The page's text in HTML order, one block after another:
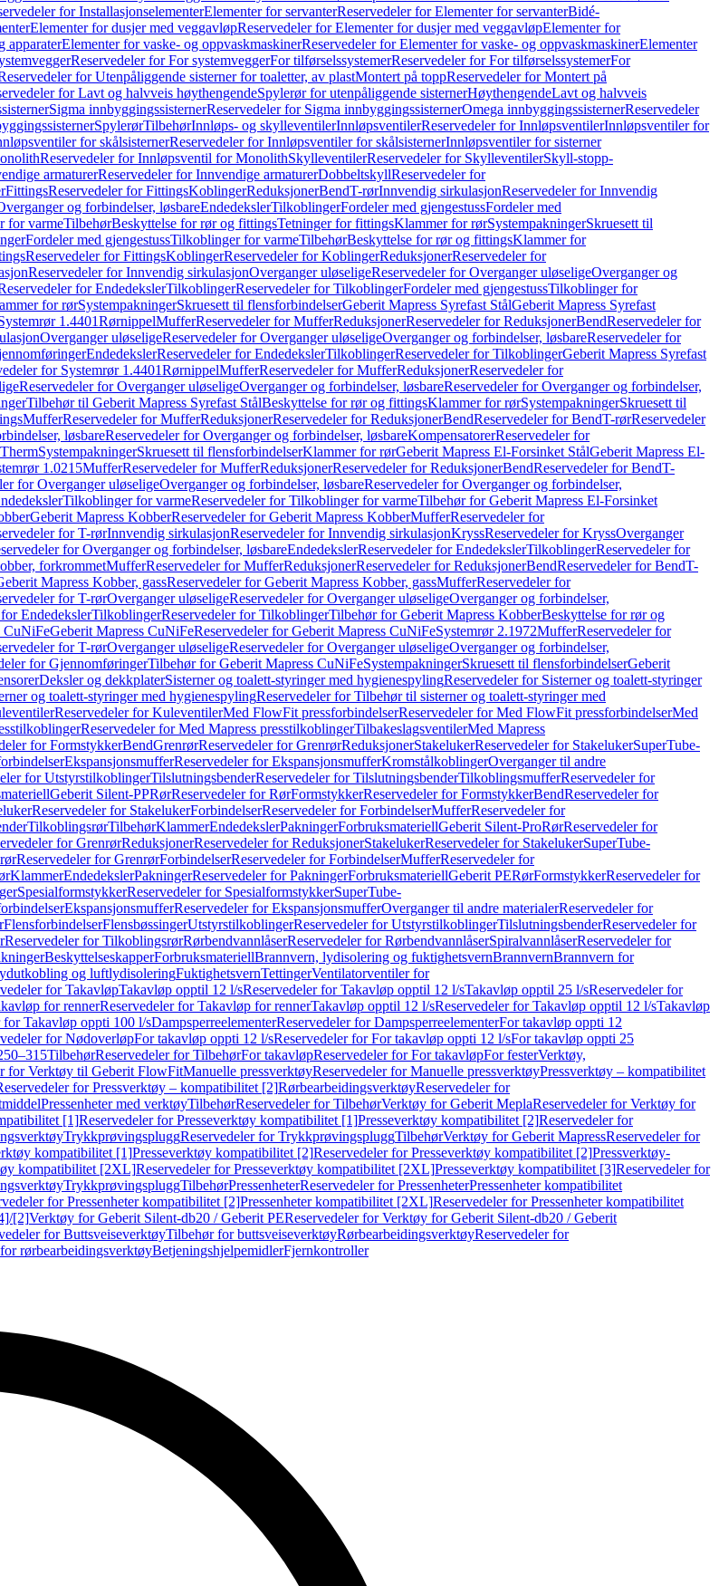
for InstallasjonselementerElementer for servanterReservedeler for Elementer for servanterBidé-
Elementer for dusjer med veggavløpReservedeler for Elementer for dusjer med veggavløpElementer for
apparaterElementer for vaske- og oppvaskmaskinerReservedeler for Elementer for vaske- og oppvaskmaskinerElementer
Reservedeler for For systemveggerFor tilførselssystemerReservedeler for For tilførselssystemerFor
for Utenpåliggende sisterner for toaletter, av plastMontert på toppReservedeler for Montert på
for Lavt og halvveis høythengendeSpylerør for utenpåliggende sisternerHøythengendeLavt og halvveis
Sigma innbyggingssisternerReservedeler for Sigma innbyggingssisternerOmega innbyggingssisternerReservedeler
SpylerørTilbehørInnløps- og skylleventilerInnløpsventilerReservedeler for InnløpsventilerInnløpsventiler for
for skålsisternerReservedeler for Innløpsventiler for skålsisternerInnløpsventiler for sisterner
Reservedeler for Innløpsventil for MonolithSkylleventilerReservedeler for SkylleventilerSkyll-stopp-
armaturerReservedeler for Innvendige armaturerDobbeltskyllReservedeler for
FittingsReservedeler for FittingsKoblingerReduksjonerBendT-rørInnvendig sirkulasjonReservedeler for Innvendig
og forbindelser, løsbareEndedekslerTilkoblingerFordeler med gjengestussFordeler med
for varmeTilbehørBeskyttelse for rør og fittingsTetninger for fittingsKlammer for rørSystempakningerSkruesett til
Fordeler med gjengestussTilkoblinger for varmeTilbehørBeskyttelse for rør og fittingsKlammer for
Reservedeler for FittingsKoblingerReservedeler for KoblingerReduksjonerReservedeler for
Reservedeler for Innvendig sirkulasjonOverganger uløseligeReservedeler for Overganger uløseligeOverganger og
for EndedekslerTilkoblingerReservedeler for TilkoblingerFordeler med gjengestussTilkoblinger for
for rørSystempakningerSkruesett til flensforbindelserGeberit Mapress Syrefast StålGeberit Mapress Syrefast
1.4401RørnippelMufferReservedeler for MufferReduksjonerReservedeler for ReduksjonerBendReservedeler for
Overganger uløseligeReservedeler for Overganger uløseligeOverganger og forbindelser, løsbareReservedeler for
EndedekslerReservedeler for EndedekslerTilkoblingerReservedeler for TilkoblingerGeberit Mapress Syrefast
for Systemrør 1.4401RørnippelMufferReservedeler for MufferReduksjonerReservedeler for
Reservedeler for Overganger uløseligeOverganger og forbindelser, løsbareReservedeler for Overganger og forbindelser,
Tilbehør til Geberit Mapress Syrefast StålBeskyttelse for rør og fittingsKlammer for rørSystempakningerSkruesett til
MufferReservedeler for MufferReduksjonerReservedeler for ReduksjonerBendReservedeler for BendT-rørReservedeler
løsbareReservedeler for Overganger og forbindelser, løsbareKompensatorerReservedeler for
SystempakningerSkruesett til flensforbindelserKlammer for rørGeberit Mapress El-Forsinket StålGeberit Mapress El-
1.0215MufferReservedeler for MufferReduksjonerReservedeler for ReduksjonerBendReservedeler for BendT-
for Overganger uløseligeOverganger og forbindelser, løsbareReservedeler for Overganger og forbindelser,
Tilkoblinger for varmeReservedeler for Tilkoblinger for varmeTilbehør for Geberit Mapress El-Forsinket
Geberit Mapress KobberReservedeler for Geberit Mapress KobberMufferReservedeler for
for T-rørInnvendig sirkulasjonReservedeler for Innvendig sirkulasjonKryssReservedeler for KryssOverganger
for Overganger og forbindelser, løsbareEndedekslerReservedeler for EndedekslerTilkoblingerReservedeler for
forkrommetMufferReservedeler for MufferReduksjonerReservedeler for ReduksjonerBendReservedeler for BendT-
Mapress Kobber, gassReservedeler for Geberit Mapress Kobber, gassMufferReservedeler for
for T-rørOverganger uløseligeReservedeler for Overganger uløseligeOverganger og forbindelser,
EndedekslerTilkoblingerReservedeler for TilkoblingerTilbehør for Geberit Mapress KobberBeskyttelse for rør og
CuNiFeGeberit Mapress CuNiFeReservedeler for Geberit Mapress CuNiFeSystemrør 2.1972MufferReservedeler for
for T-rørOverganger uløseligeReservedeler for Overganger uløseligeOverganger og forbindelser,
for GjennomføringerTilbehør for Geberit Mapress CuNiFeSystempakningerSkruesett til flensforbindelserGeberit
Deksler og dekkplaterSisterner og toalett-styringer med hygienespylingReservedeler for Sisterner og toalett-styringer
og toalett-styringer med hygienespylingReservedeler for Tilbehør til sisterner og toalett-styringer med
Reservedeler for KuleventilerMed FlowFit pressforbindelserReservedeler for Med FlowFit pressforbindelserMed
Reservedeler for Med Mapress presstilkoblingerTilbakeslagsventilerMed Mapress
for FormstykkerBendGrenrørReservedeler for GrenrørReduksjonerStakelukerReservedeler for StakelukerSuperTube-
EkspansjonsmufferReservedeler for EkspansjonsmufferKromstålkoblingerOverganger til andre
for UtstyrstilkoblingerTilslutningsbenderReservedeler for TilslutningsbenderTilkoblingsmufferReservedeler for
Geberit Silent-PPRørReservedeler for RørFormstykkerReservedeler for FormstykkerBendReservedeler for
Reservedeler for StakelukerForbindelserReservedeler for ForbindelserMufferReservedeler for
TilkoblingsrørTilbehørKlammerEndedekslerPakningerForbruksmateriellGeberit Silent-ProRørReservedeler for
for GrenrørReduksjonerReservedeler for ReduksjonerStakelukerReservedeler for StakelukerSuperTube-
Reservedeler for GrenrørForbindelserReservedeler for ForbindelserMufferReservedeler for
KlammerEndedekslerPakningerReservedeler for PakningerForbruksmateriellGeberit PERørFormstykkerReservedeler for
SpesialformstykkerReservedeler for SpesialformstykkerSuperTube-
EkspansjonsmufferReservedeler for EkspansjonsmufferOverganger til andre materialerReservedeler for
FlensforbindelserFlensbøssingerUtstyrstilkoblingerReservedeler for UtstyrstilkoblingerTilslutningsbenderReservedeler for
Reservedeler for TilkoblingsrørRørbendvannlåserReservedeler for RørbendvannlåserSpiralvannlåserReservedeler for
BeskyttelseskapperForbruksmateriellBrannvern, lydisolering og fuktighetsvernBrannvernBrannvern for
og luftlydisoleringFuktighetsvernTettingerVentilatorventiler for
for TakavløpTakavløp opptil 12 l/sReservedeler for Takavløp opptil 12 l/sTakavløp opptil 25 l/sReservedeler for
for rennerReservedeler for Takavløp for rennerTakavløp opptil 12 l/sReservedeler for Takavløp opptil 12 l/sTakavløp
for Takavløp oppti 100 l/sDampsperreelementerReservedeler for DampsperreelementerFor takavløp oppti 12
for NødoverløpFor takavløp oppti 12 l/sReservedeler for For takavløp oppti 12 l/sFor takavløp oppti 25
TilbehørReservedeler for TilbehørFor takavløpReservedeler for For takavløpFor festerVerktøy,
for Verktøy til Geberit FlowFitManuelle pressverktøyReservedeler for Manuelle pressverktøyPressverktøy – kompatibilitet
for Pressverktøy – kompatibilitet [2]RørbearbeidingsverktøyReservedeler for
Pressenheter med verktøyTilbehørReservedeler for TilbehørVerktøy for Geberit MeplaReservedeler for Verktøy for
[1]Reservedeler for Presseverktøy kompatibilitet [1]Presseverktøy kompatibilitet [2]Reservedeler for
TrykkprøvingspluggReservedeler for TrykkprøvingspluggTilbehørVerktøy for Geberit MapressReservedeler for
kompatibilitet [1]Presseverktøy kompatibilitet [2]Reservedeler for Presseverktøy kompatibilitet [2]Pressverktøy-
kompatibilitet [2XL]Reservedeler for Presseverktøy kompatibilitet [2XL]Presseverktøy kompatibilitet [3]Reservedeler for
TrykkprøvingspluggTilbehørPressenheterReservedeler for PressenheterPressenheter kompatibilitet
for Pressenheter kompatibilitet [2]Pressenheter kompatibilitet [2XL]Reservedeler for Pressenheter kompatibilitet
[2]Verktøy for Geberit Silent-db20 / Geberit PEReservedeler for Verktøy for Geberit Silent-db20 / Geberit
for ButtsveiseverktøyTilbehør for buttsveiseverktøyRørbearbeidingsverktøyReservedeler for
rørbearbeidingsverktøyBetjeningshjelpemidlerFjernkontroller